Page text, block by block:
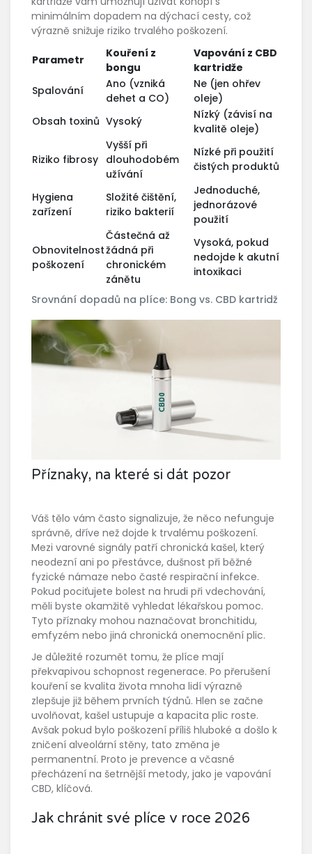
minimálním dopadem na dýchací cesty, což
výrazně snižuje riziko trvalého poškození.
Srovnání dopadů na plíce: Bong vs. CBD kartridž
Parametr
Kouření z
bongu
Vapování z CBD
kartridže
Spalování
Ano (vzniká
dehet a CO)
Ne (jen ohřev
oleje)
Obsah toxinů Vysoký
Nízký (závisí na
kvalitě oleje)
Riziko fibrosy
Vyšší při
dlouhodobém
užívání
Nízké při použití
čistých produktů
Hygiena
zařízení
Složité čištění,
riziko bakterií
Jednoduché,
jednorázové
použití
Obnovitelnost
poškození
Částečná až
žádná při
chronickém
zánětu
Vysoká, pokud
nedojde k akutní
intoxikaci
Příznaky, na které si dát pozor
Váš tělo vám často signalizuje, že něco nefunguje
správně, dříve než dojde k trvalému poškození.
Mezi varovné signály patří chronická kašel, který
neodezní ani po přestávce, dušnost při běžné
fyzické námaze nebo časté respirační infekce.
Pokud pociťujete bolest na hrudi při vdechování,
měli byste okamžitě vyhledat lékařskou pomoc.
Tyto příznaky mohou naznačovat bronchitidu,
emfyzém nebo jiná chronická onemocnění plic.
Je důležité rozumět tomu, že plíce mají
překvapivou schopnost regenerace. Po přerušení
kouření se kvalita života mnoha lidí výrazně
zlepšuje již během prvních týdnů. Hlen se začne
uvolňovat, kašel ustupuje a kapacita plic roste.
Avšak pokud bylo poškození příliš hluboké a došlo k
zničení alveolární stěny, tato změna je
permanentní. Proto je prevence a včasné
přecházení na šetrnější metody, jako je vapování
CBD, klíčová.
Jak chránit své plíce v roce 2026